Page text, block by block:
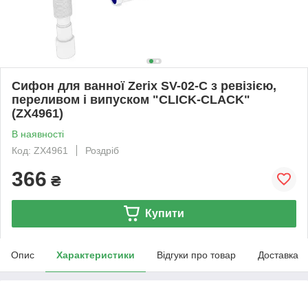
Сифон для ванної Zerix SV-02-C з ревізією,
переливом і випуском "CLICK-CLACK"
(ZX4961)
В наявності
Код: ZX4961
Роздріб
366 ₴
Купити
Опис Характеристики Відгуки про товар Доставка